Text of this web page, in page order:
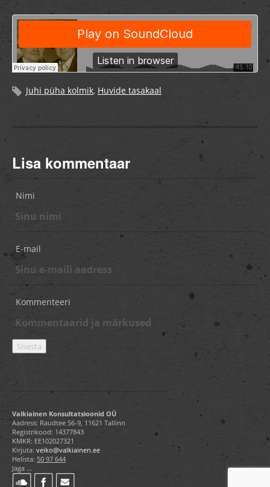
Juhi püha kolmik, Huvide tasakaal
Lisa kommentaar
Nimi
E-mail
Kommenteeri
Valkiainen Konsultatsioonid OÜ
Aadress: Raudtee 56-9, 11621 Tallinn
Registrikood: 14377843
KMKR: EE102027321
Kirjuta: veiko@valkiainen.ee
Helista: 50 97 644
Jaga ...